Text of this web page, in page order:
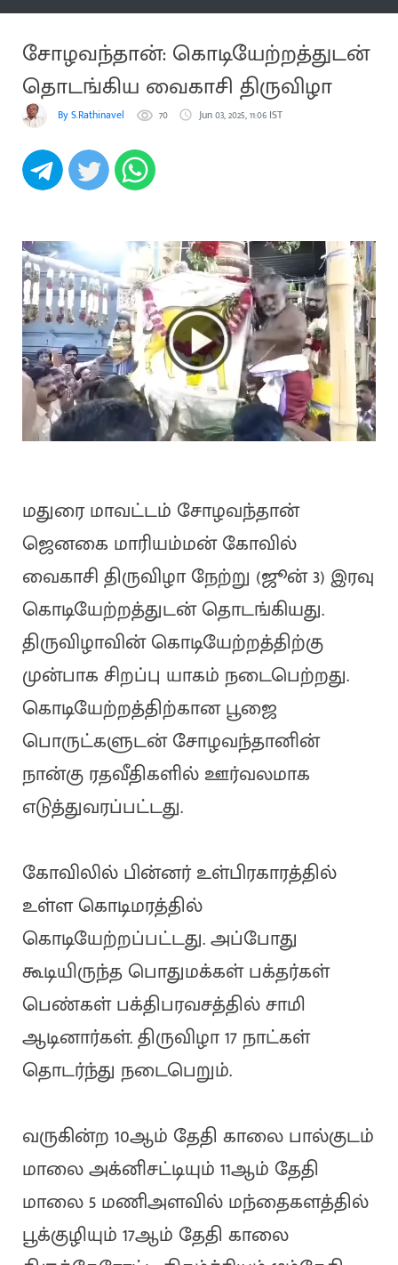
சோழவந்தான்: கொடியேற்றத்துடன்
தொடங்கிய வைகாசி திருவிழா
By S.Rathinavel 70 Jun 03, 2025, 11:06 IST
மதுரை மாவட்டம் சோழவந்தான்
ஜெனகை மாரியம்மன் கோவில்
வைகாசி திருவிழா நேற்று (ஜூன் 3) இரவு
கொடியேற்றத்துடன் தொடங்கியது.
திருவிழாவின் கொடியேற்றத்திற்கு
முன்பாக சிறப்பு யாகம் நடைபெற்றது.
கொடியேற்றத்திற்கான பூஜை
பொருட்களுடன் சோழவந்தானின்
நான்கு ரதவீதிகளில் ஊர்வலமாக
எடுத்துவரப்பட்டது.
கோவிலில் பின்னர் உள்பிரகாரத்தில்
உள்ள கொடிமரத்தில்
கொடியேற்றப்பட்டது. அப்போது
கூடியிருந்த பொதுமக்கள் பக்தர்கள்
பெண்கள் பக்திபரவசத்தில் சாமி
ஆடினார்கள். திருவிழா 17 நாட்கள்
தொடர்ந்து நடைபெறும்.
வருகின்ற 10ஆம் தேதி காலை பால்குடம்
மாலை அக்னிசட்டியும் 11ஆம் தேதி
மாலை 5 மணிஅளவில் மந்தைகளத்தில்
பூக்குழியும் 17ஆம் தேதி காலை